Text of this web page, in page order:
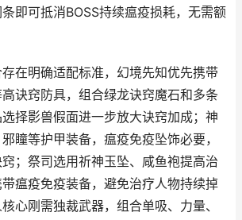
即可抵消BOSS持续瘟疫损耗，无需额
在明确适配标准，幻境先知优先携带
诀窍防具，组合绿龙诀窍魔石和多条
择影兽假面进一步放大诀窍加成；神
瞳等护甲装备，瘟疫免疫坠饰必要，
；祭司选用祈神玉坠、咸鱼袍提高治
瘟疫免疫装备，避免治疗人物持续掉
心刚需独裁武器，组合单吸、力量、